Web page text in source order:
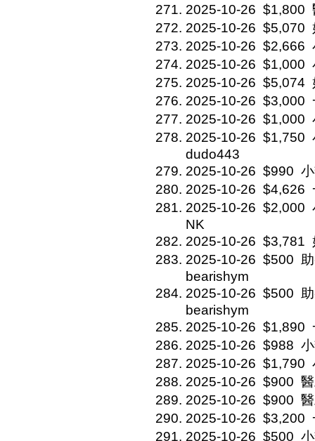
2025-10-26 $1,800
2025-10-26 $5,070
2025-10-26 $2,666
2025-10-26 $1,000
2025-10-26 $5,074
2025-10-26 $3,000
2025-10-26 $1,000
2025-10-26 $1,750
dudo443
2025-10-26 $990
2025-10-26 $4,626
2025-10-26 $2,000
NK
2025-10-26 $3,781
2025-10-26 $500
bearishym
2025-10-26 $500
bearishym
2025-10-26 $1,890
2025-10-26 $988
2025-10-26 $1,790
2025-10-26 $900
2025-10-26 $900
2025-10-26 $3,200
2025-10-26 $500